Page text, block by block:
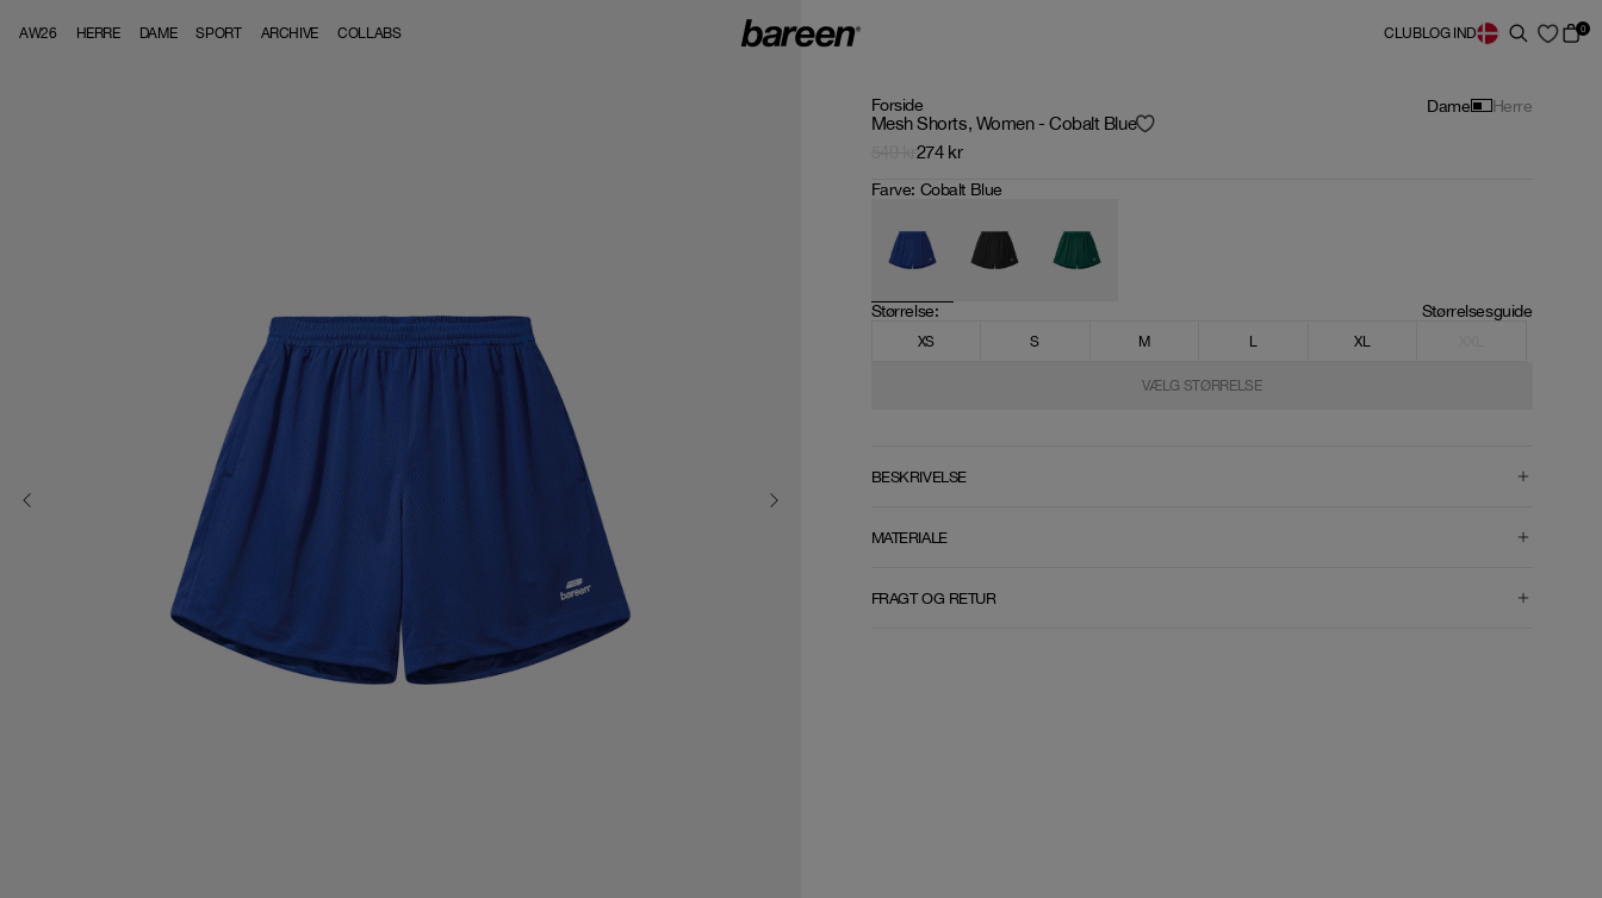
AW26 HERRE DAME SPORT ARCHIVE COLLABS CLUBLOG IND 0
Forside Dame Herre
Mesh Shorts, Women - Cobalt Blue
274 kr
Farve: Cobalt Blue
Størrelse: Størrelsesguide
XS S M L XL
VÆLG STØRRELSE
BESKRIVELSE
MATERIALE
FRAGT OG RETUR